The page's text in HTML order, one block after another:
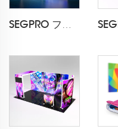
SEGPRO ファブリック 充電式ライトボックスディスプレイ LT-ALF85-T3